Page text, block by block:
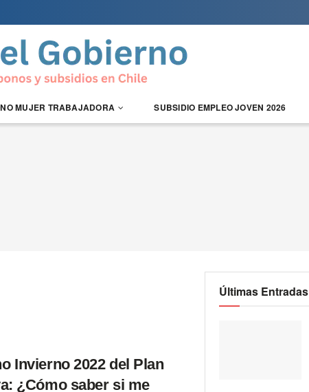
MUJER TRABAJADORA SUBSIDIO EMPLEO JOVEN 2026
Invierno 2022 del Plan
¿Cómo saber si me
Últimas Entradas